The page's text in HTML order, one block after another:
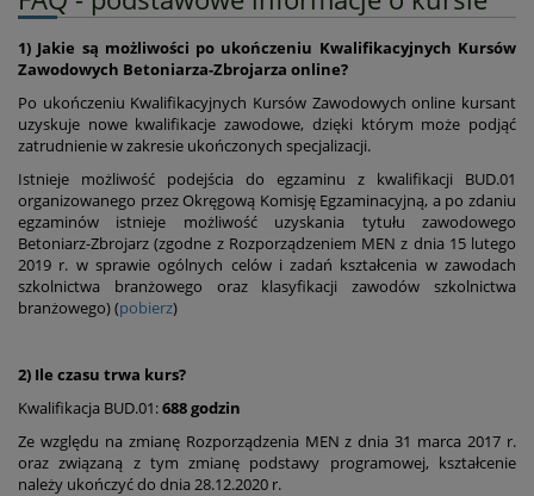
1) Jakie są możliwości po ukończeniu Kwalifikacyjnych Kursów
Zawodowych Betoniarza-Zbrojarza online?
Po ukończeniu Kwalifikacyjnych Kursów Zawodowych online kursant
uzyskuje nowe kwalifikacje zawodowe, dzięki którym może podjąć
zatrudnienie w zakresie ukończonych specjalizacji.
Istnieje możliwość podejścia do egzaminu z kwalifikacji BUD.01
organizowanego przez Okręgową Komisję Egzaminacyjną, a po zdaniu
egzaminów istnieje możliwość uzyskania tytułu zawodowego
Betoniarz-Zbrojarz (zgodne z Rozporządzeniem MEN z dnia 15 lutego
2019 r. w sprawie ogólnych celów i zadań kształcenia w zawodach
szkolnictwa branżowego oraz klasyfikacji zawodów szkolnictwa
branżowego) (pobierz)
2) Ile czasu trwa kurs?
Kwalifikacja BUD.01:688 godzin
Ze względu na zmianę Rozporządzenia MEN z dnia 31 marca 2017 r.
oraz związaną z tym zmianę podstawy programowej, kształcenie
należy ukończyć do dnia 28.12.2020 r.